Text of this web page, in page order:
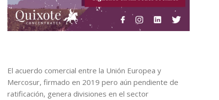
El acuerdo comercial entre la Unión Europea y
Mercosur, firmado en 2019 pero aún pendiente de
ratificación, genera divisiones en el sector